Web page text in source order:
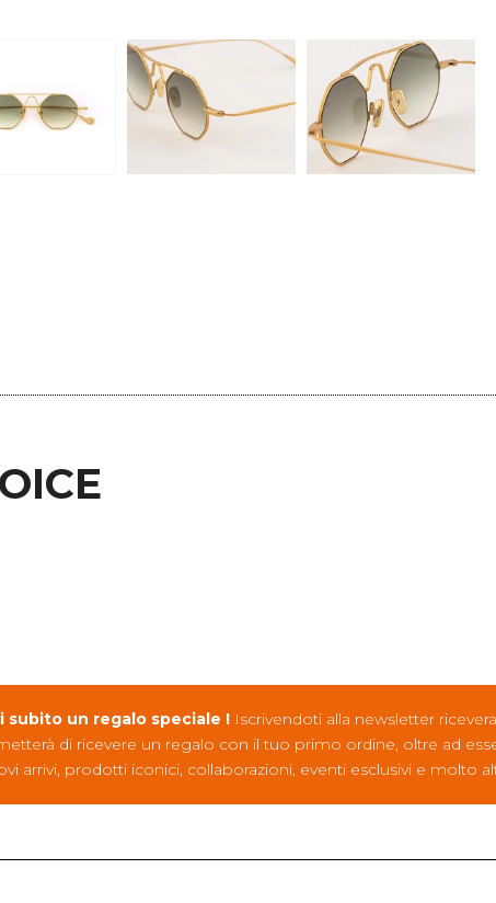
subito un regalo speciale ! Iscrivendoti alla newsletter
di ricevere un regalo con il tuo primo ordine, oltre ad
arrivi, prodotti iconici, collaborazioni, eventi esclusivi e molto